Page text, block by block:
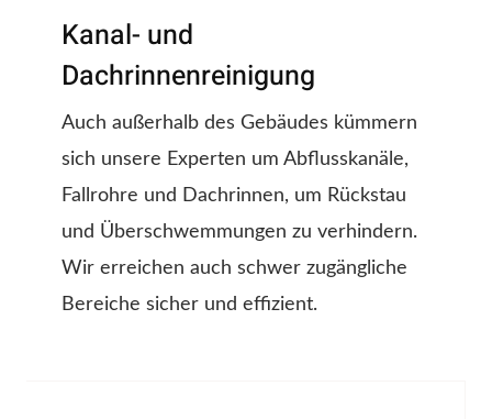
Kanal- und
Dachrinnenreinigung
Auch außerhalb des Gebäudes kümmern
sich unsere Experten um Abflusskanäle,
Fallrohre und Dachrinnen, um Rückstau
und Überschwemmungen zu verhindern.
Wir erreichen auch schwer zugängliche
Bereiche sicher und effizient.